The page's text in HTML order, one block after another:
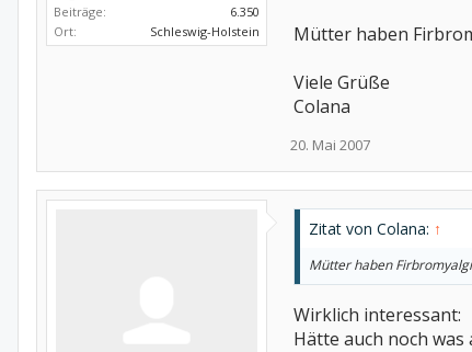
Beiträge:
6.350
Ort:
Schleswig-Holstein
Mütter haben
Viele Grüße
Colana
20. Mai 2007
Zitat von Colana: ↑
Mütter haben
Wirklich interessant:
Hätte auch noch was